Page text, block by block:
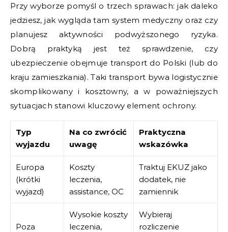
Przy wyborze pomyśl o trzech sprawach: jak daleko
jedziesz, jak wygląda tam system medyczny oraz czy
planujesz aktywności podwyższonego ryzyka.
Dobrą praktyką jest też sprawdzenie, czy
ubezpieczenie obejmuje transport do Polski (lub do
kraju zamieszkania). Taki transport bywa logistycznie
skomplikowany i kosztowny, a w poważniejszych
sytuacjach stanowi kluczowy element ochrony.
Typ
wyjazdu
Na co zwrócić
uwagę
Praktyczna
wskazówka
Europa
(krótki
wyjazd)
Koszty
leczenia,
assistance, OC
Traktuj EKUZ jako
dodatek, nie
zamiennik
Poza
Wysokie koszty
leczenia,
Wybieraj
rozliczenie